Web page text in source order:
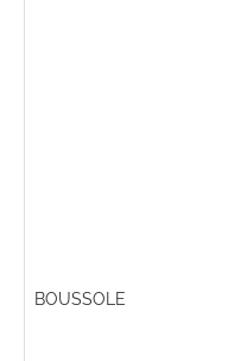
BOUSSOLE